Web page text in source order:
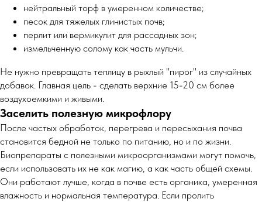
нейтральный торф в умеренном количестве;
песок для тяжелых глинистых почв;
перлит или вермикулит для рассадных зон;
измельченную солому как часть мульчи.
Не нужно превращать теплицу в рыхлый "пирог" из случайных
добавок. Главная цель - сделать верхние 15-20 см более
воздухоемкими и живыми.
Заселить полезную микрофлору
После частых обработок, перегрева и пересыхания почва
становится бедной не только по питанию, но и по жизни.
Биопрепараты с полезными микроорганизмами могут помочь,
если использовать их не как магию, а как часть общей схемы.
Они работают лучше, когда в почве есть органика, умеренная
влажность и нормальная температура. Если пролить